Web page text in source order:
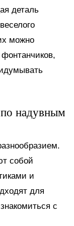
деталь
можно
фонтанчиков,
по надувным
собой
и
для
с